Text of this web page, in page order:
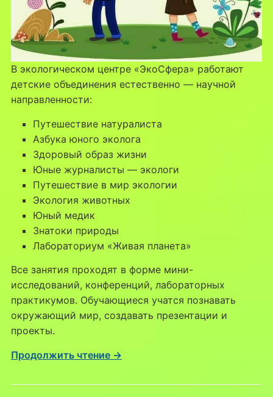
В экологическом центре «ЭкоСфера» работают
детские объединения естественно — научной
направленности:
Путешествие натуралиста
Азбука юного эколога
Здоровый образ жизни
Юные журналисты — экологи
Путешествие в мир экологии
Экология животных
Юный медик
Знатоки природы
Лабораториум «Живая планета»
Все занятия проходят в форме мини-
исследований, конференций, лабораторных
практикумов. Обучающиеся учатся познавать
окружающий мир, создавать презентации и
проекты.
Продолжить чтение →